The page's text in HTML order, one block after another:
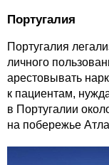
Португалия
Португалия
личного
арестовывать
к пациентам,
в Португалии
на побережье